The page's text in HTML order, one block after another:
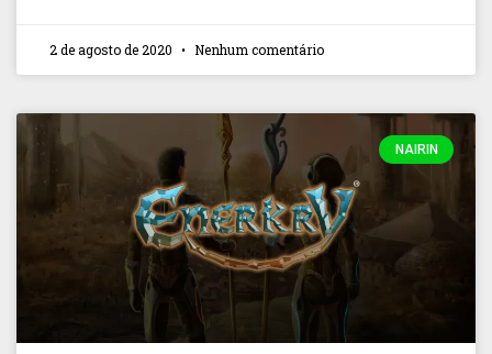
2 de agosto de 2020 Nenhum comentário
NAIRIN